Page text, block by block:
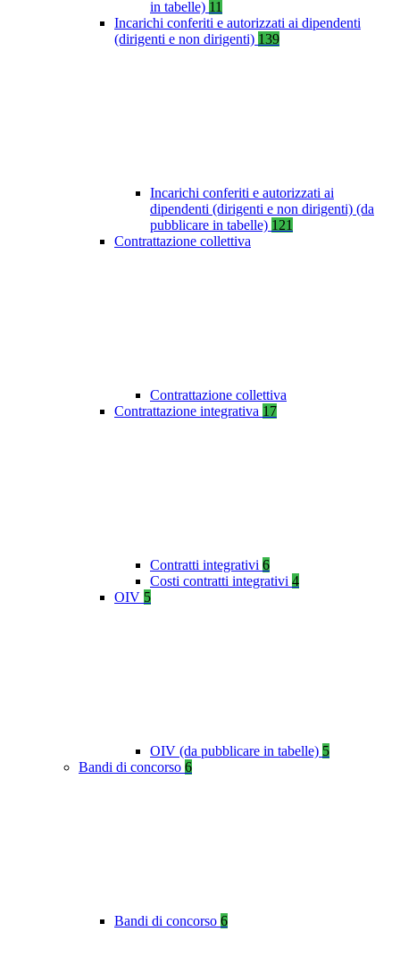
in tabelle) 11
Incarichi conferiti e autorizzati ai dipendenti
(dirigenti e non dirigenti) 139
Incarichi conferiti e autorizzati ai
dipendenti (dirigenti e non dirigenti) (da
pubblicare in tabelle) 121
Contrattazione collettiva
Contrattazione collettiva
Contrattazione integrativa 17
Contratti integrativi 6
Costi contratti integrativi 4
OIV 5
OIV (da pubblicare in tabelle) 5
Bandi di concorso 6
Bandi di concorso 6